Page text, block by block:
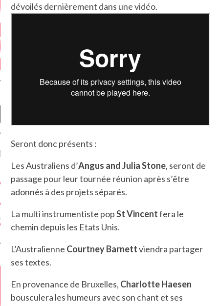
CRITIQUES
7.6
5.4
CLAN – A BE...
6.8
– HEL...
dévoilés dernièrement dans une vidéo.
Seront donc présents :
Les Australiens d’Angus and Julia Stone, seront de
passage pour leur tournée réunion après s’être
adonnés à des projets séparés.
La multi instrumentiste popSt Vincentfera le
chemin depuis les Etats Unis.
L’Australienne Courtney Barnettviendra partager
ses textes.
En provenance de Bruxelles, Charlotte Haesen
bousculera les humeurs avec son chant et ses